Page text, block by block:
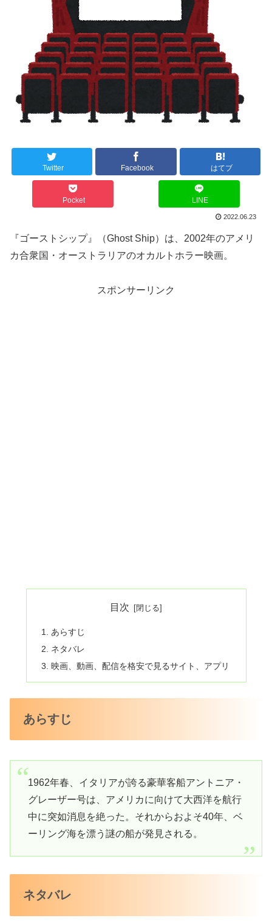
Twitter Facebook はてブ
Pocket LINE
2022.06.23
『ゴーストシップ』（Ghost Ship）は、2002年のアメリ
カ合衆国・オーストラリアのオカルトホラー映画。
スポンサーリンク
目次
あらすじ
ネタバレ
映画、動画、配信を格安で見るサイト、アプリ
あらすじ
1962年春、イタリアが誇る豪華客船アントニア・
グレーザー号は、アメリカに向けて大西洋を航行
中に突如消息を絶った。それからおよそ40年、ベ
ーリング海を漂う謎の船が発見される。
ネタバレ